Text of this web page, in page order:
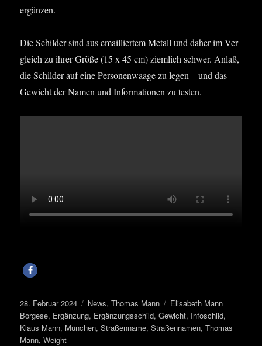
ergänzen.
Die Schil­der sind aus email­lier­tem Metall und daher im Ver­
gleich zu ihrer Grö­ße (15 x 45 cm) ziem­lich schwer. Anlaß,
die Schil­der auf eine Per­so­nen­waa­ge zu legen – und das
Gewicht der Namen und Infor­ma­tio­nen zu testen.
Veröffentlicht
am
28. Februar 2024 Kategorien
News,Thomas Mann Schlagwörter
Elisabeth Mann
Borgese, Ergänzung, Ergänzungsschild,Gewicht, Infoschild,
Klaus Mann, München,Straßenname,Straßennamen,Thomas
Mann,Weight